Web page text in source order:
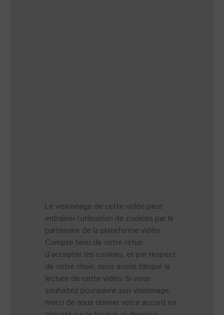
Le visionnage de cette vidéo peut
entraîner l’utilisation de cookies par le
partenaire de la plateforme vidéo.
Compte tenu de votre refus
d’accepter les cookies, et par respect
de votre choix, nous avons bloqué la
lecture de cette vidéo. Si vous
souhaitez poursuivre son visionnage,
merci de nous donner votre accord en